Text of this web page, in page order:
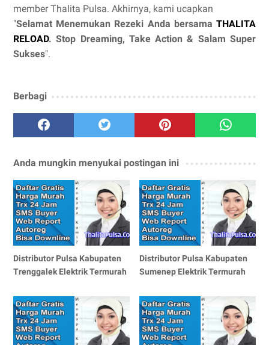
member Thalita Pulsa. Akhirnya, kami ucapkan
"Selamat Menemukan Rezeki Anda bersama THALITA
RELOAD. Stop Dreaming, Take Action & Salam Super
Sukses".
Berbagi
Anda mungkin menyukai postingan ini
Distributor Pulsa Kabupaten
Trenggalek Elektrik Termurah
Distributor Pulsa Kabupaten
Sumenep Elektrik Termurah